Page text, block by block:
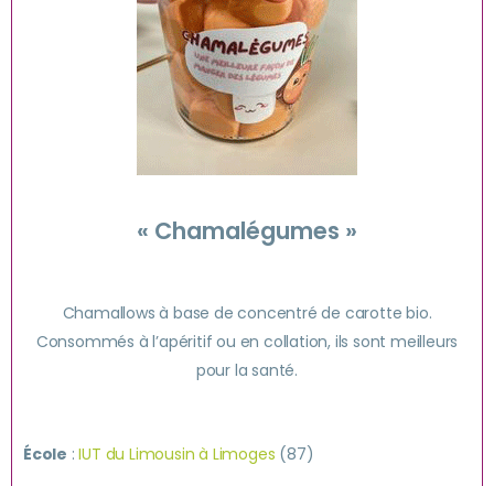
« Chamalégumes »
Chamallows à base de concentré de carotte bio.
Consommés à l’apéritif ou en collation, ils sont meilleurs
pour la santé.
École :IUT du Limousin à Limoges (87)